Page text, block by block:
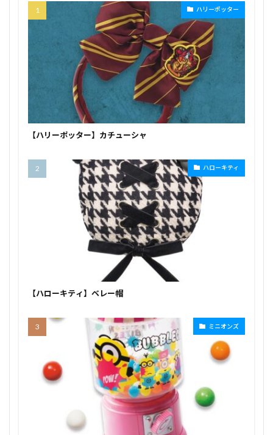
ハリーポッター
【ハリーポッター】カチューシャ
ハローキティ
【ハローキティ】ベレー帽
ミニオンズ